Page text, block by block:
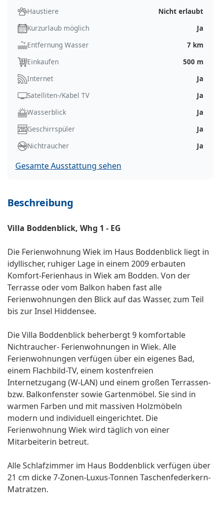
Haustiere
Nicht erlaubt
Kurzurlaub möglich
Ja
Entfernung Wasser
7 km
Einkaufen
500 m
Internet
Ja
Satelliten-/Kabel TV
Ja
Wasserblick
Ja
Geschirrspüler
Ja
Nichtraucher
Ja
Gesamte Ausstattung sehen
Beschreibung
Villa Boddenblick, Whg 1 - EG
Die Ferienwohnung Wiek im Haus Boddenblick liegt in
idyllischer, ruhiger Lage in einem 2009 erbauten
Komfort-Ferienhaus in Wiek am Bodden. Von der
Terrasse oder vom Balkon haben fast alle
Ferienwohnungen den Blick auf das Wasser, zum Teil
bis zur Insel Hiddensee.
Die Villa Boddenblick beherbergt 9 komfortable
Nichtraucher- Ferienwohnungen in Wiek. Alle
Ferienwohnungen verfügen über ein eigenes Bad,
einem Flachbild-TV, einem kostenfreien
Internetzugang (W-LAN) und einem großen Terrassen-
bzw. Balkonfenster sowie Gartenmöbel. Sie sind in
warmen Farben und mit massiven Holzmöbeln
modern und individuell eingerichtet. Die
Ferienwohnung Wiek wird täglich von einer
Mitarbeiterin betreut.
Alle Schlafzimmer im Haus Boddenblick verfügen über
21 cm dicke 7-Zonen-Luxus-Tonnen Taschenfederkern-
Matratzen.